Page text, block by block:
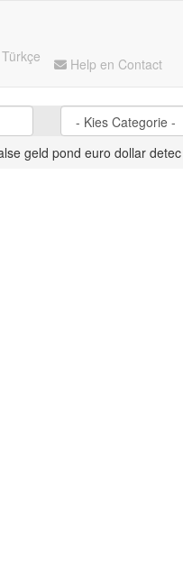
Türkçe Help en Contact
geld pond euro dollar detec